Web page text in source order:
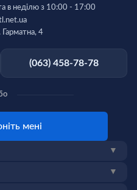
(063) 458-78-78
в неділю з 10:00 - 17:00
Гарматна, 4
мені
▼
▼